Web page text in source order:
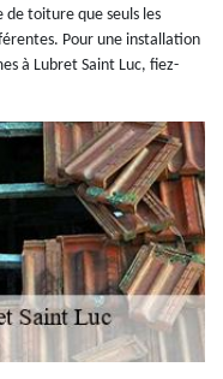
de toiture que seuls les
Pour une installation
à Lubret Saint Luc, fiez-